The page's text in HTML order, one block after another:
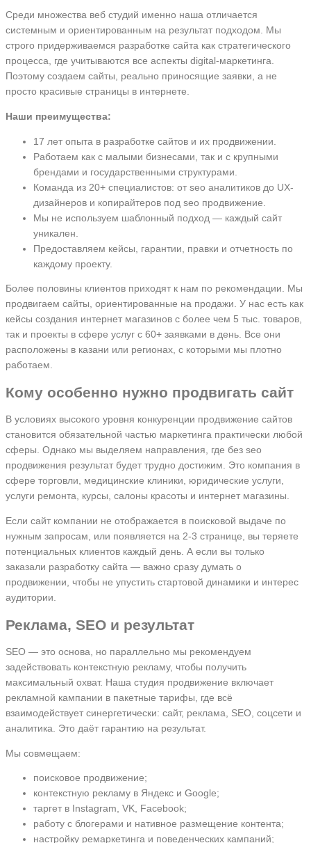
Среди множества веб студий именно наша отличается
системным и ориентированным на результат подходом. Мы
строго придерживаемся разработке сайта как стратегического
процесса, где учитываются все аспекты digital-маркетинга.
Поэтому создаем сайты, реально приносящие заявки, а не
просто красивые страницы в интернете.
Наши преимущества:
17 лет опыта в разработке сайтов и их продвижении.
Работаем как с малыми бизнесами, так и с крупными
брендами и государственными структурами.
Команда из 20+ специалистов: от seo аналитиков до UX-
дизайнеров и копирайтеров под seo продвижение.
Мы не используем шаблонный подход — каждый сайт
уникален.
Предоставляем кейсы, гарантии, правки и отчетность по
каждому проекту.
Более половины клиентов приходят к нам по рекомендации. Мы
продвигаем сайты, ориентированные на продажи. У нас есть как
кейсы создания интернет магазинов с более чем 5 тыс. товаров,
так и проекты в сфере услуг с 60+ заявками в день. Все они
расположены в казани или регионах, с которыми мы плотно
работаем.
Кому особенно нужно продвигать сайт
В условиях высокого уровня конкуренции продвижение сайтов
становится обязательной частью маркетинга практически любой
сферы. Однако мы выделяем направления, где без seo
продвижения результат будет трудно достижим. Это компания в
сфере торговли, медицинские клиники, юридические услуги,
услуги ремонта, курсы, салоны красоты и интернет магазины.
Если сайт компании не отображается в поисковой выдаче по
нужным запросам, или появляется на 2-3 странице, вы теряете
потенциальных клиентов каждый день. А если вы только
заказали разработку сайта — важно сразу думать о
продвижении, чтобы не упустить стартовой динамики и интерес
аудитории.
Реклама, SEO и результат
SEO — это основа, но параллельно мы рекомендуем
задействовать контекстную рекламу, чтобы получить
максимальный охват. Наша студия продвижение включает
рекламной кампании в пакетные тарифы, где всё
взаимодействует синергетически: сайт, реклама, SEO, соцсети и
аналитика. Это даёт гарантию на результат.
Мы совмещаем:
поисковое продвижение;
контекстную рекламу в Яндекс и Google;
таргет в Instagram, VK, Facebook;
работу с блогерами и нативное размещение контента;
настройку ремаркетинга и поведенческих кампаний;